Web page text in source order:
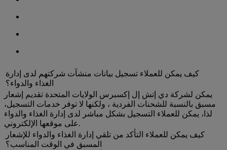
كيف يمكن للعملاء تسجيل بيانات منشآت شركتهم لدى إدارة
الغذاء والدواء؟
يمكن لشركة دي إتش إل إكسبرس الولايات المتحدة تقديم إشعار
مسبق بالنسبة للشحنات الفردية ، ولكنها لا توفر خدمات التسجيل،
لذا، يمكن للعملاء التسجيل بشكل مباشر لدى إدارة الغذاء والدواء
على موقعها الإلكتروني.
كيف يمكن للعملاء التأكد من تلقي إدارة الغذاء والدواء للإشعار
المسبق في الوقت المناسب؟